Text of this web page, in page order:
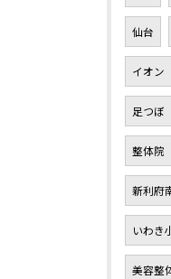
仙台
イオン
足つぼ
整体院
新利府
いわき
美容整